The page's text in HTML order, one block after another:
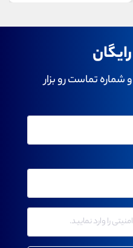
شماره تماست رو بزار